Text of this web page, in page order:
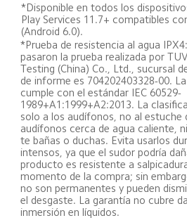
*Disponible en todos los
Play Services 11.7+ compatibles
(Android 6.0).
*Prueba de resistencia al agua
pasaron la prueba realizada por
Testing (China) Co., Ltd., sucursal
de informe es 704202403328-00.
cumple con el estándar IEC 60529-
1989+A1:1999+A2:2013. La
solo a los audífonos, no al estuche
audífonos cerca de agua caliente,
te bañas o duchas. Evita usarlos
intensos, ya que el sudor podría
producto es resistente a
momento de la compra; sin
no son permanentes y pueden
el desgaste. La garantía no cubre
inmersión en líquidos.